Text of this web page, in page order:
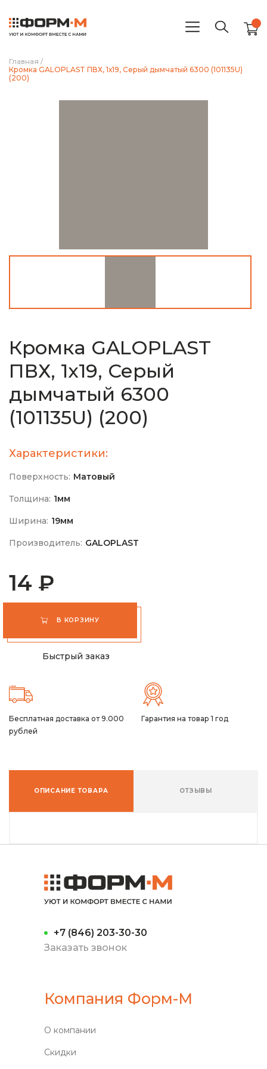
Главная /
Кромка GALOPLAST ПВХ, 1х19, Серый дымчатый 6300 (101135U)
(200)
Кромка GALOPLAST
ПВХ, 1х19, Серый
дымчатый 6300
(101135U) (200)
Характеристики:
Поверхность: Матовый
Толщина: 1мм
Ширина: 19мм
Производитель: GALOPLAST
14 ₽
В КОРЗИНУ
Быстрый заказ
Бесплатная доставка от 9.000
рублей
Гарантия на товар 1 год
ОПИСАНИЕ ТОВАРА ОТЗЫВЫ
+7 (846) 203-30-30
Заказать звонок
Компания Форм-М
О компании
Скидки